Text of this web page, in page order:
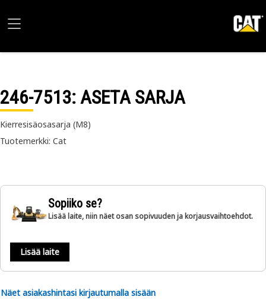
246-7513: ASETA SARJA
Kierresisäosasarja (M8)
Tuotemerkki: Cat
Sopiiko se?
Lisää laite, niin näet osan sopivuuden ja korjausvaihtoehdot.
Lisää laite
Näet asiakashintasi kirjautumalla sisään